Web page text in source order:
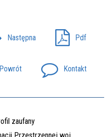
Następna Pdf
Powrót Kontakt